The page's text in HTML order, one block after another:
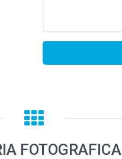
FOTOGRAFICA